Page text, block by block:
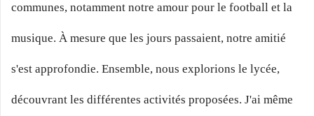
communes, notamment notre amour pour le football et la
musique. À mesure que les jours passaient, notre amitié
s'est approfondie. Ensemble, nous explorions le lycée,
découvrant les différentes activités proposées. J'ai même